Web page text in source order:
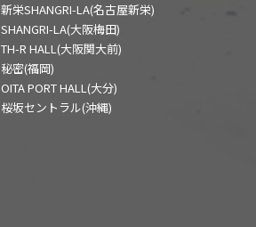
新栄SHANGRI-LA(名古屋新栄)
SHANGRI-LA(大阪梅田)
TH-R HALL(大阪関大前)
秘密(福岡)
OITA PORT HALL(大分)
桜坂セントラル(沖縄)